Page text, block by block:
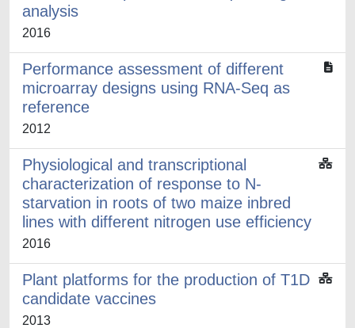
analysis
2016
Performance assessment of different
microarray designs using RNA-Seq as
reference
2012
Physiological and transcriptional
characterization of response to N-
starvation in roots of two maize inbred
lines with different nitrogen use efficiency
2016
Plant platforms for the production of T1D
candidate vaccines
2013